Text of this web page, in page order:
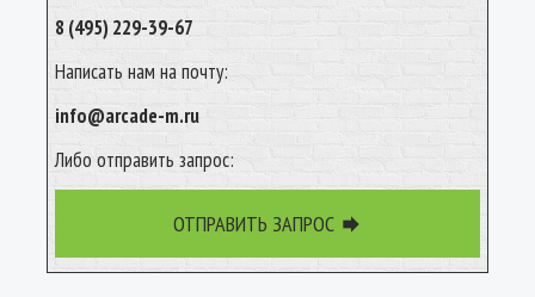
8 (495) 229-39-67
Написать нам на почту:
info@arcade-m.ru
Либо отправить запрос:
ОТПРАВИТЬ ЗАПРОС 